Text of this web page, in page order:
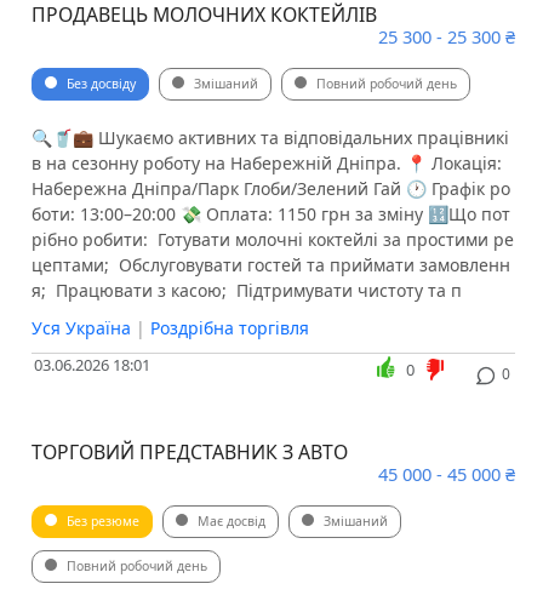
ПРОДАВЕЦЬ МОЛОЧНИХ КОКТЕЙЛІВ
25 300 - 25 300 ₴
Без досвіду Змішаний Повний робочий день
🔍🥤💼 Шукаємо активних та відповідальних працівникі
в на сезонну роботу на Набережній Дніпра. 📍 Локація:
Набережна Дніпра/Парк Глоби/Зелений Гай 🕐 Графік ро
боти: 13:00–20:00 💸 Оплата: 1150 грн за зміну 🔢Що пот
рібно робити: ️ Готувати молочні коктейлі за простими ре
цептами; ️ Обслуговувати гостей та приймати замовленн
я; ️ Працювати з касою; ️ Підтримувати чистоту та п
Уся Україна | Роздрібна торгівля
03.06.2026 18:01 0
0
ТОРГОВИЙ ПРЕДСТАВНИК З АВТО
45 000 - 45 000 ₴
Без резюме Має досвід Змішаний
Повний робочий день